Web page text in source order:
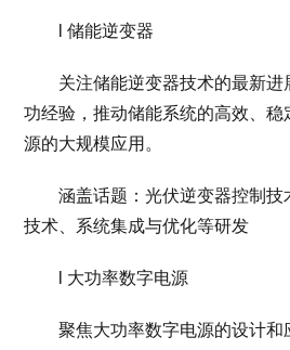
l 储能逆变器
关注储能逆变器技术的最新进
功经验，推动储能系统的高效、
源的大规模应用。
涵盖话题：光伏逆变器控制技
技术、系统集成与优化等研发
l 大功率数字电源
聚焦大功率数字电源的设计和